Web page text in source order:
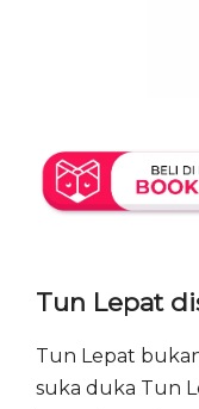
Tun Lepat
Tun Lepat
suka duka Tun